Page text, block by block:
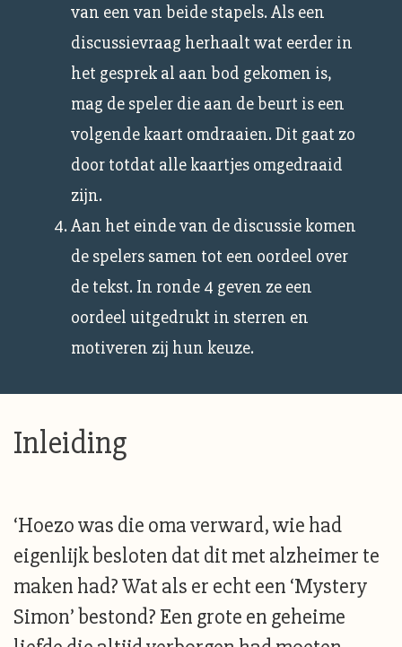
van een van beide stapels. Als een
discussievraag herhaalt wat eerder in
het gesprek al aan bod gekomen is,
mag de speler die aan de beurt is een
volgende kaart omdraaien. Dit gaat zo
door totdat alle kaartjes omgedraaid
zijn.
Aan het einde van de discussie komen
de spelers samen tot een oordeel over
de tekst. In ronde 4 geven ze een
oordeel uitgedrukt in sterren en
motiveren zij hun keuze.
Inleiding
‘Hoezo was die oma verward, wie had
eigenlijk besloten dat dit met alzheimer te
maken had? Wat als er echt een ‘Mystery
Simon’ bestond? Een grote en geheime